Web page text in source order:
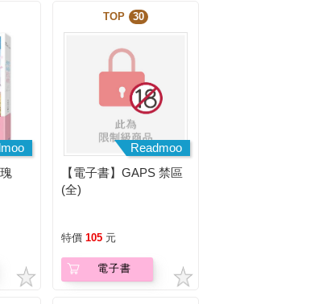
TOP 30
Readmoo
【電子書】GAPS 禁區
(全)
特價 105 元
電子書